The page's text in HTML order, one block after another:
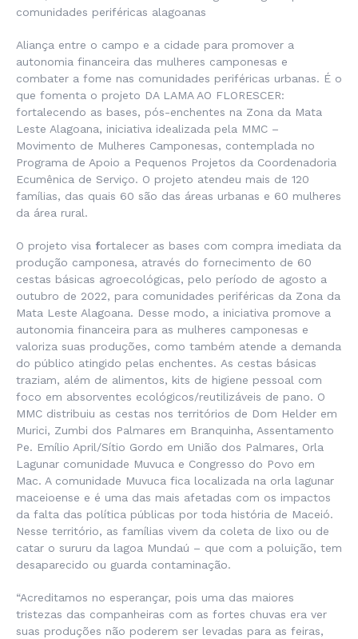
comunidades periféricas alagoanas
Aliança entre o campo e a cidade para promover a
autonomia financeira das mulheres camponesas e
combater a fome nas comunidades periféricas urbanas. É o
que fomenta o projeto DA LAMA AO FLORESCER:
fortalecendo as bases, pós-enchentes na Zona da Mata
Leste Alagoana, iniciativa idealizada pela MMC –
Movimento de Mulheres Camponesas, contemplada no
Programa de Apoio a Pequenos Projetos da Coordenadoria
Ecumênica de Serviço. O projeto atendeu mais de 120
famílias, das quais 60 são das áreas urbanas e 60 mulheres
da área rural.
O projeto visa fortalecer as bases com compra imediata da
produção camponesa, através do fornecimento de 60
cestas básicas agroecológicas, pelo período de agosto a
outubro de 2022, para comunidades periféricas da Zona da
Mata Leste Alagoana. Desse modo, a iniciativa promove a
autonomia financeira para as mulheres camponesas e
valoriza suas produções, como também atende a demanda
do público atingido pelas enchentes. As cestas básicas
traziam, além de alimentos, kits de higiene pessoal com
foco em absorventes ecológicos/reutilizáveis de pano. O
MMC distribuiu as cestas nos territórios de Dom Helder em
Murici, Zumbi dos Palmares em Branquinha, Assentamento
Pe. Emílio April/Sítio Gordo em União dos Palmares, Orla
Lagunar comunidade Muvuca e Congresso do Povo em
Mac. A comunidade Muvuca fica localizada na orla lagunar
maceioense e é uma das mais afetadas com os impactos
da falta das política públicas por toda história de Maceió.
Nesse território, as famílias vivem da coleta de lixo ou de
catar o sururu da lagoa Mundaú – que com a poluição, tem
desaparecido ou guarda contaminação.
“Acreditamos no esperançar, pois uma das maiores
tristezas das companheiras com as fortes chuvas era ver
suas produções não poderem ser levadas para as feiras,